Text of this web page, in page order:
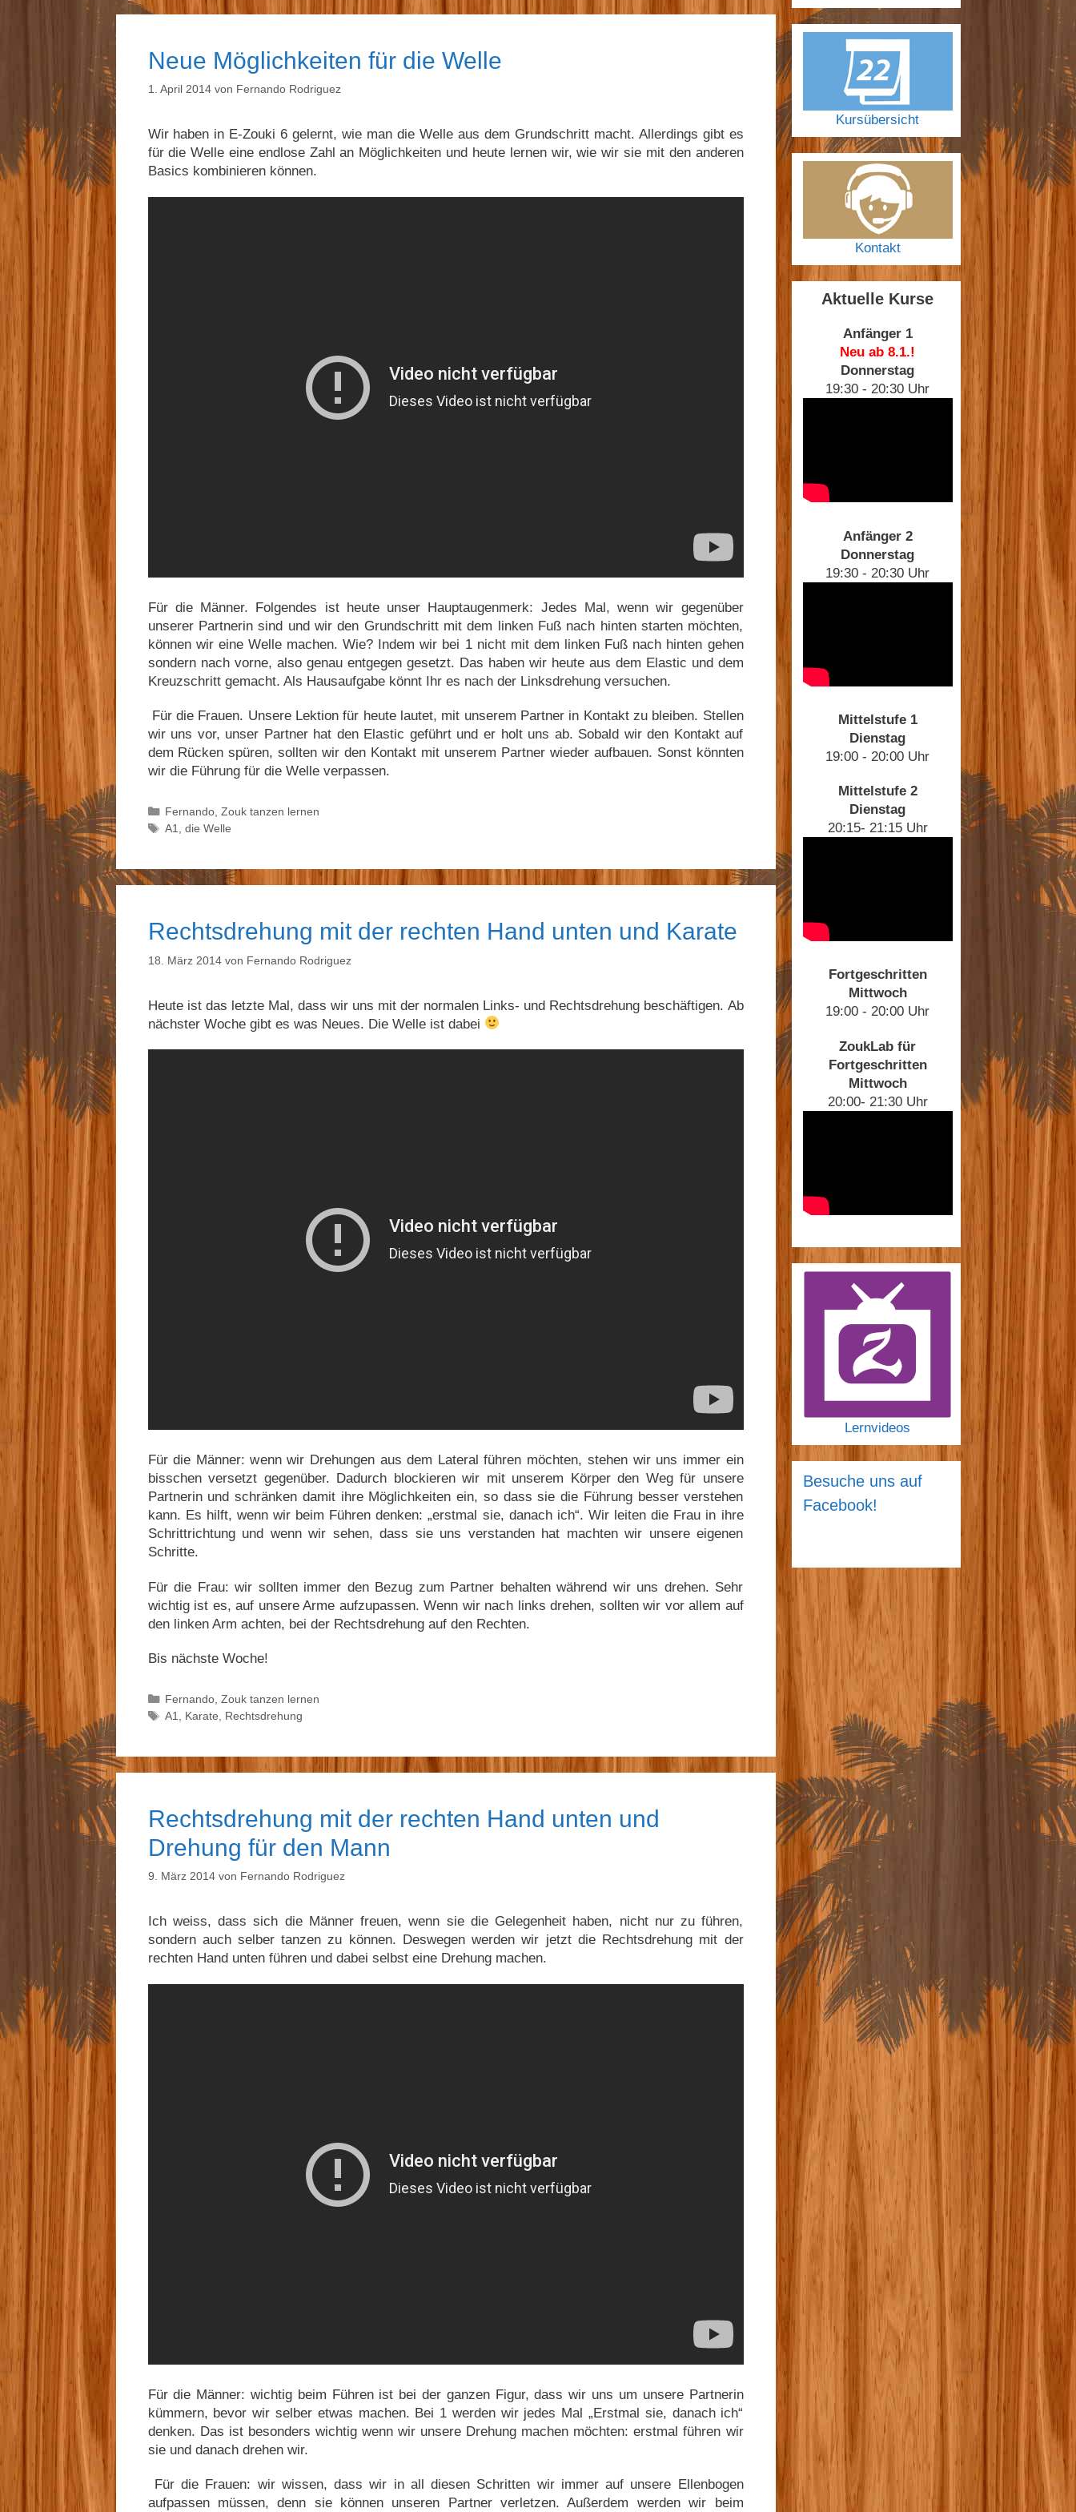
Neue Möglichkeiten für die Welle
1. April 2014 von Fernando Rodriguez
Wir haben in E-Zouki 6 gelernt, wie man die Welle aus dem Grundschritt macht. Allerdings gibt es
für die Welle eine endlose Zahl an Möglichkeiten und heute lernen wir, wie wir sie mit den anderen
Basics kombinieren können.
Für die Männer. Folgendes ist heute unser Hauptaugenmerk: Jedes Mal, wenn wir gegenüber
unserer Partnerin sind und wir den Grundschritt mit dem linken Fuß nach hinten starten möchten,
können wir eine Welle machen. Wie? Indem wir bei 1 nicht mit dem linken Fuß nach hinten gehen
sondern nach vorne, also genau entgegen gesetzt. Das haben wir heute aus dem Elastic und dem
Kreuzschritt gemacht. Als Hausaufgabe könnt Ihr es nach der Linksdrehung versuchen.
Für die Frauen. Unsere Lektion für heute lautet, mit unserem Partner in Kontakt zu bleiben. Stellen
wir uns vor, unser Partner hat den Elastic geführt und er holt uns ab. Sobald wir den Kontakt auf
dem Rücken spüren, sollten wir den Kontakt mit unserem Partner wieder aufbauen. Sonst könnten
wir die Führung für die Welle verpassen.
Kategorien
Fernando,Zouk tanzen lernen
Schlagwörter
A1,die Welle
Rechtsdrehung mit der rechten Hand unten und Karate
18. März 2014 von Fernando Rodriguez
Heute ist das letzte Mal, dass wir uns mit der normalen Links- und Rechtsdrehung beschäftigen. Ab
nächster Woche gibt es was Neues. Die Welle ist dabei
Für die Männer: wenn wir Drehungen aus dem Lateral führen möchten, stehen wir uns immer ein
bisschen versetzt gegenüber. Dadurch blockieren wir mit unserem Körper den Weg für unsere
Partnerin und schränken damit ihre Möglichkeiten ein, so dass sie die Führung besser verstehen
kann. Es hilft, wenn wir beim Führen denken: „erstmal sie, danach ich“. Wir leiten die Frau in ihre
Schrittrichtung und wenn wir sehen, dass sie uns verstanden hat machten wir unsere eigenen
Schritte.
Für die Frau: wir sollten immer den Bezug zum Partner behalten während wir uns drehen. Sehr
wichtig ist es, auf unsere Arme aufzupassen. Wenn wir nach links drehen, sollten wir vor allem auf
den linken Arm achten, bei der Rechtsdrehung auf den Rechten.
Bis nächste Woche!
Kategorien
Fernando ,Zouk tanzen lernen
Schlagwörter
A1 Karate Rechtsdrehung
Rechtsdrehung mit der rechten Hand unten und
Drehung für den Mann
9. März 2014 von Fernando Rodriguez
Ich weiss, dass sich die Männer freuen, wenn sie die Gelegenheit haben, nicht nur zu führen,
sondern auch selber tanzen zu können. Deswegen werden wir jetzt die Rechtsdrehung mit der
rechten Hand unten führen und dabei selbst eine Drehung machen.
Für die Männer: wichtig beim Führen ist bei der ganzen Figur, dass wir uns um unsere Partnerin
kümmern, bevor wir selber etwas machen. Bei 1 werden wir jedes Mal „Erstmal sie, danach ich“
denken. Das ist besonders wichtig wenn wir unsere Drehung machen möchten: erstmal führen wir
sie und danach drehen wir.
Für die Frauen: wir wissen, dass wir in all diesen Schritten wir immer auf unsere Ellenbogen
aufpassen müssen, denn sie können unseren Partner verletzen. Außerdem werden wir beim
Kursübersicht
Kontakt
Aktuelle Kurse
Anfänger 1
Neu ab 8.1.!
Donnerstag
19:30 - 20:30 Uhr
Anfänger 2
Donnerstag
19:30 - 20:30 Uhr
Mittelstufe 1
Dienstag
19:00 - 20:00 Uhr
Mittelstufe 2
Dienstag
20:15- 21:15 Uhr
Fortgeschritten
Mittwoch
19:00 - 20:00 Uhr
ZoukLab für
Fortgeschritten
Mittwoch
20:00- 21:30 Uhr
Lernvideos
Besuche uns auf
Facebook!